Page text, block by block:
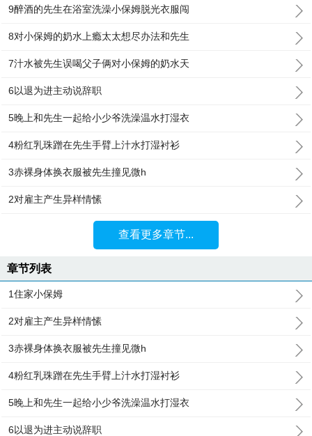
9醉酒的先生在浴室洗澡小保姆脱光衣服闯
8对小保姆的奶水上瘾太太想尽办法和先生
7汁水被先生误喝父子俩对小保姆的奶水天
6以退为进主动说辞职
5晚上和先生一起给小少爷洗澡温水打湿衣
4粉红乳珠蹭在先生手臂上汁水打湿衬衫
3赤裸身体换衣服被先生撞见微h
2对雇主产生异样情愫
查看更多章节...
章节列表
1住家小保姆
2对雇主产生异样情愫
3赤裸身体换衣服被先生撞见微h
4粉红乳珠蹭在先生手臂上汁水打湿衬衫
5晚上和先生一起给小少爷洗澡温水打湿衣
6以退为进主动说辞职